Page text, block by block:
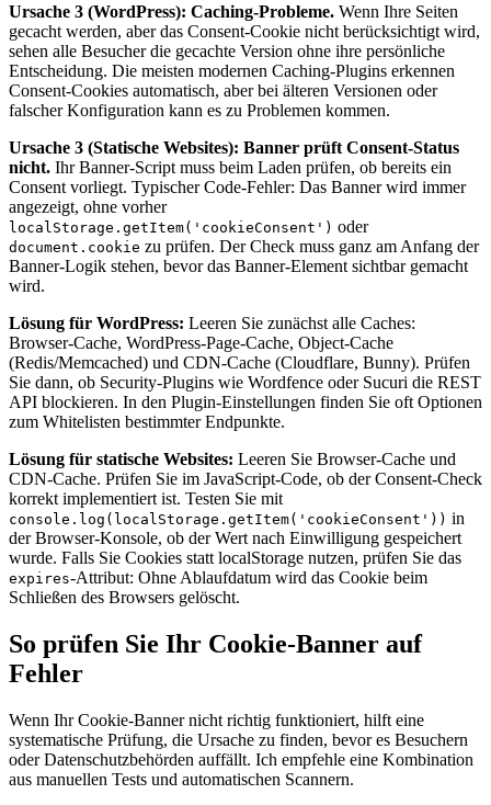
Ursache 3 (WordPress): Caching-Probleme. Wenn Ihre Seiten
gecacht werden, aber das Consent-Cookie nicht berücksichtigt wird,
sehen alle Besucher die gecachte Version ohne ihre persönliche
Entscheidung. Die meisten modernen Caching-Plugins erkennen
Consent-Cookies automatisch, aber bei älteren Versionen oder
falscher Konfiguration kann es zu Problemen kommen.
Ursache 3 (Statische Websites): Banner prüft Consent-Status
nicht. Ihr Banner-Script muss beim Laden prüfen, ob bereits ein
Consent vorliegt. Typischer Code-Fehler: Das Banner wird immer
angezeigt, ohne vorher
localStorage.getItem('cookieConsent') oder
document.cookie zu prüfen. Der Check muss ganz am Anfang der
Banner-Logik stehen, bevor das Banner-Element sichtbar gemacht
wird.
Lösung für WordPress: Leeren Sie zunächst alle Caches:
Browser-Cache, WordPress-Page-Cache, Object-Cache
(Redis/Memcached) und CDN-Cache (Cloudflare, Bunny). Prüfen
Sie dann, ob Security-Plugins wie Wordfence oder Sucuri die REST
API blockieren. In den Plugin-Einstellungen finden Sie oft Optionen
zum Whitelisten bestimmter Endpunkte.
Lösung für statische Websites: Leeren Sie Browser-Cache und
CDN-Cache. Prüfen Sie im JavaScript-Code, ob der Consent-Check
korrekt implementiert ist. Testen Sie mit
console.log(localStorage.getItem('cookieConsent')) in
der Browser-Konsole, ob der Wert nach Einwilligung gespeichert
wurde. Falls Sie Cookies statt localStorage nutzen, prüfen Sie das
expires-Attribut: Ohne Ablaufdatum wird das Cookie beim
Schließen des Browsers gelöscht.
So prüfen Sie Ihr Cookie-Banner auf
Fehler
Wenn Ihr Cookie-Banner nicht richtig funktioniert, hilft eine
systematische Prüfung, die Ursache zu finden, bevor es Besuchern
oder Datenschutzbehörden auffällt. Ich empfehle eine Kombination
aus manuellen Tests und automatischen Scannern.